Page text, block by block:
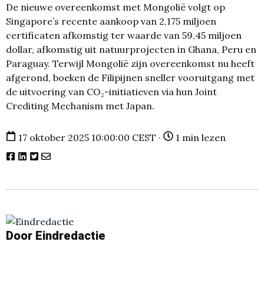
De nieuwe overeenkomst met Mongolië volgt op
Singapore’s recente aankoop van 2,175 miljoen
certificaten afkomstig ter waarde van 59,45 miljoen
dollar, afkomstig uit natuurprojecten in Ghana, Peru en
Paraguay. Terwijl Mongolië zijn overeenkomst nu heeft
afgerond, boeken de Filipijnen sneller vooruitgang met
de uitvoering van CO₂-initiatieven via hun Joint
Crediting Mechanism met Japan.
17 oktober 2025 10:00:00 CEST · 1 min lezen
Door Eindredactie